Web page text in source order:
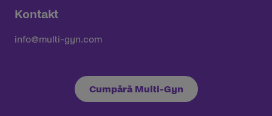
Kontakt
info@multi-gyn.com
Cumpără Multi-Gyn